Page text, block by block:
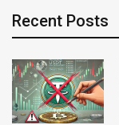
Recent Posts